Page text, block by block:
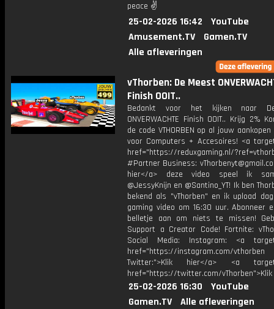
peace ✌
25-02-2026 16:42
YouTube
Amusement.TV
Gamen.TV
Alle afleveringen
vThorben: De Meest
Finish OOIT..
Bedankt voor het kijken naar
ONVERWACHTE Finish OOIT.. Krijg 2%
de code VTHORBEN op al jouw aankopen
voor Computers + Accesoires! <a
href="https://reduxgaming.nl/
#Partner Business:
hier</a> deze video speel ik
@JessyKnijn en @Santino_YT! Ik ben
bekend als "vThorben" en ik upload
gaming video om 16:30 uur. Abonneer
belletje aan om niets te missen!
Support a Creator Code! Fortnite:
Social Media: Instagram: <a
href="https://instagram.com/vthorben
Twitter:">Klik hier</a> <a
href="https://twitter.com/
25-02-2026 16:30
YouTube
Gamen.TV
Alle afleveringen